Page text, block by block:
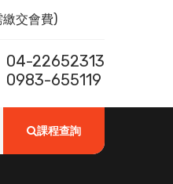
交會費)
04-22652313
0983-655119
課程查詢